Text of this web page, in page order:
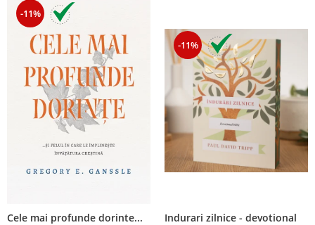
-11%
Cele mai profunde dorinte...
-11%
Indurari zilnice - devotional